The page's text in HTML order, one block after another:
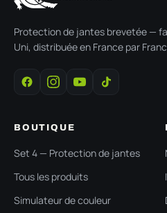
Protection de jantes brevetée —
Uni, distribuée en France par
BOUTIQUE
Set 4 — Protection de jantes
Tous les produits
Simulateur de couleur